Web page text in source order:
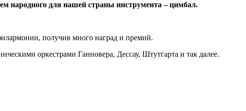
народного для нашей страны инструмента – цимбал.
получив много наград и премий.
оркестрами Ганновера, Дессау, Штутгарта и так далее.